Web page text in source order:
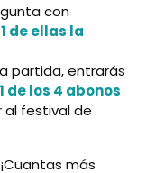
con
1 de ellas la
partida, entrarás
1 de los 4 abonos
al festival de
más